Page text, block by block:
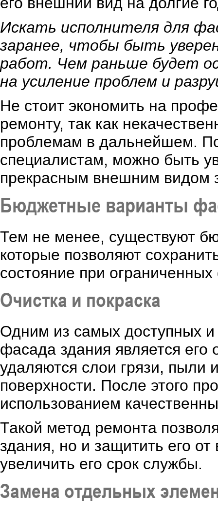
Искать исполнителя для
заранее, чтобы быть
работ. Чем раньше будет
на усиление проблем и
Не стоит экономить на
ремонту, так как
проблемам в дальнейшем.
специалистам, можно быть
прекрасным внешним видом
Бюджетные варианты
Тем не менее, существуют
которые позволяют
состояние при
Очистка и покраска
Одним из самых доступных
фасада здания является его
удаляются слои грязи, пыли
поверхности. После этого
использованием
Такой метод ремонта
здания, но и защитить его
увеличить его срок службы.
Замена отдельных